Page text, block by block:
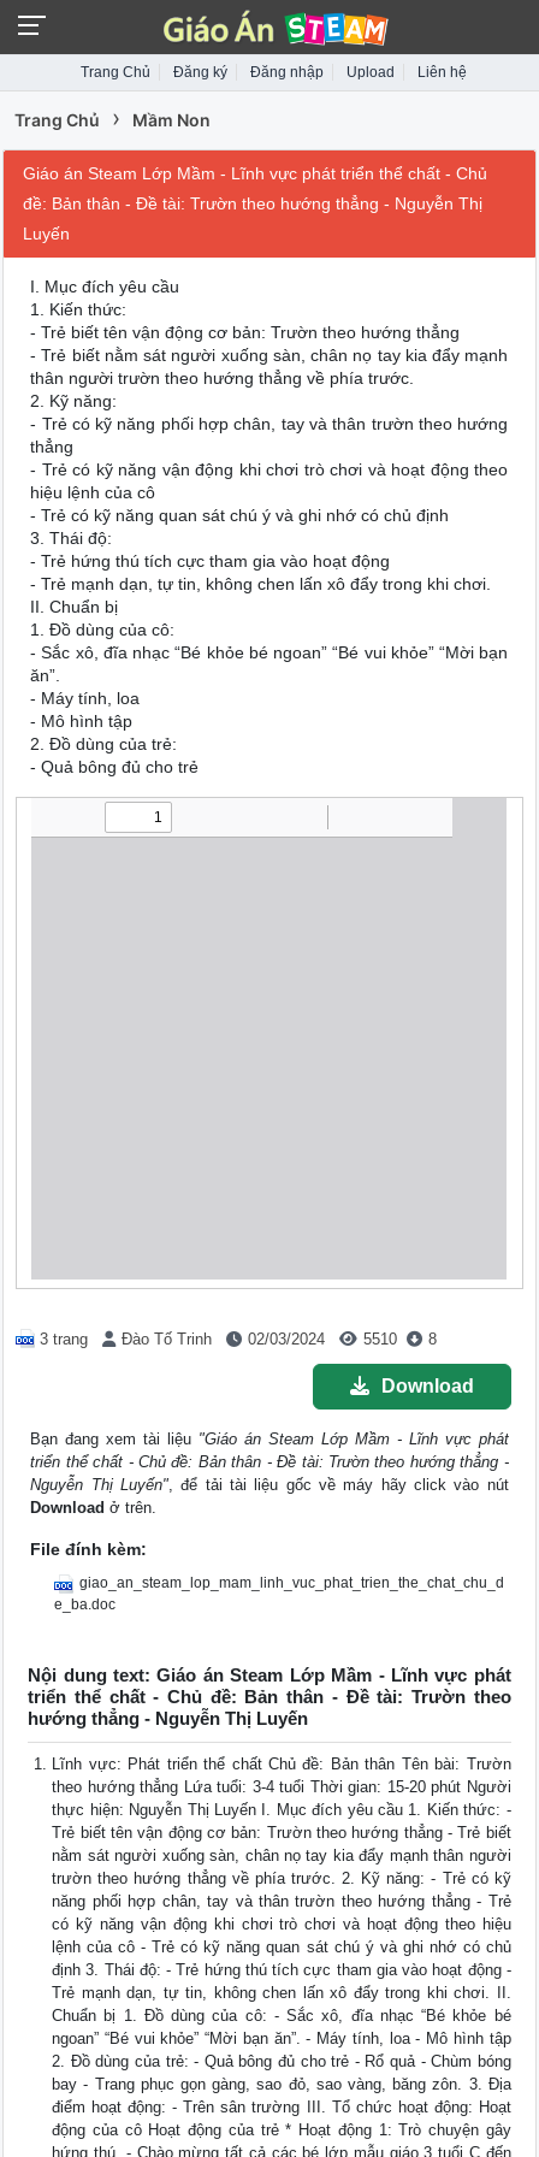
Trang Chủ Đăng ký Đăng nhập Upload Liên hệ
Trang Chủ › Mầm Non
Giáo án Steam Lớp Mầm - Lĩnh vực phát triển thể chất - Chủ
đề: Bản thân - Đề tài: Trườn theo hướng thẳng - Nguyễn Thị
Luyến
I. Mục đích yêu cầu
1. Kiến thức:
- Trẻ biết tên vận động cơ bản: Trườn theo hướng thẳng
- Trẻ biết nằm sát người xuống sàn, chân nọ tay kia đẩy mạnh
thân người trườn theo hướng thẳng về phía trước.
2. Kỹ năng:
- Trẻ có kỹ năng phối hợp chân, tay và thân trườn theo hướng
thẳng
- Trẻ có kỹ năng vận động khi chơi trò chơi và hoạt động theo
hiệu lệnh của cô
- Trẻ có kỹ năng quan sát chú ý và ghi nhớ có chủ định
3. Thái độ:
- Trẻ hứng thú tích cực tham gia vào hoạt động
- Trẻ mạnh dạn, tự tin, không chen lấn xô đẩy trong khi chơi.
II. Chuẩn bị
1. Đồ dùng của cô:
- Sắc xô, đĩa nhạc “Bé khỏe bé ngoan” “Bé vui khỏe” “Mời bạn
ăn”.
- Máy tính, loa
- Mô hình tập
2. Đồ dùng của trẻ:
- Quả bông đủ cho trẻ
3 trang Đào Tố Trinh 02/03/2024 5510 8
Download
Bạn đang xem tài liệu "Giáo án Steam Lớp Mầm - Lĩnh vực phát
triển thể chất - Chủ đề: Bản thân - Đề tài: Trườn theo hướng thẳng -
Nguyễn Thị Luyến", để tải tài liệu gốc về máy hãy click vào nút
Download ở trên.
File đính kèm:
giao_an_steam_lop_mam_linh_vuc_phat_trien_the_chat_chu_d
e_ba.doc
Nội dung text: Giáo án Steam Lớp Mầm - Lĩnh vực phát
triển thể chất - Chủ đề: Bản thân - Đề tài: Trườn theo
hướng thẳng - Nguyễn Thị Luyến
Lĩnh vực: Phát triển thể chất Chủ đề: Bản thân Tên bài: Trườn
theo hướng thẳng Lứa tuổi: 3-4 tuổi Thời gian: 15-20 phút Người
thực hiện: Nguyễn Thị Luyến I. Mục đích yêu cầu 1. Kiến thức: -
Trẻ biết tên vận động cơ bản: Trườn theo hướng thẳng - Trẻ biết
nằm sát người xuống sàn, chân nọ tay kia đẩy mạnh thân người
trườn theo hướng thẳng về phía trước. 2. Kỹ năng: - Trẻ có kỹ
năng phối hợp chân, tay và thân trườn theo hướng thẳng - Trẻ
có kỹ năng vận động khi chơi trò chơi và hoạt động theo hiệu
lệnh của cô - Trẻ có kỹ năng quan sát chú ý và ghi nhớ có chủ
định 3. Thái độ: - Trẻ hứng thú tích cực tham gia vào hoạt động -
Trẻ mạnh dạn, tự tin, không chen lấn xô đẩy trong khi chơi. II.
Chuẩn bị 1. Đồ dùng của cô: - Sắc xô, đĩa nhạc “Bé khỏe bé
ngoan” “Bé vui khỏe” “Mời bạn ăn”. - Máy tính, loa - Mô hình tập
2. Đồ dùng của trẻ: - Quả bông đủ cho trẻ - Rổ quả - Chùm bóng
bay - Trang phục gọn gàng, sao đỏ, sao vàng, băng zôn. 3. Địa
điểm hoạt động: - Trên sân trường III. Tổ chức hoạt động: Hoạt
động của cô Hoạt động của trẻ * Hoạt động 1: Trò chuyện gây
hứng thú. - Chào mừng tất cả các bé lớp mẫu giáo 3 tuổi C đến